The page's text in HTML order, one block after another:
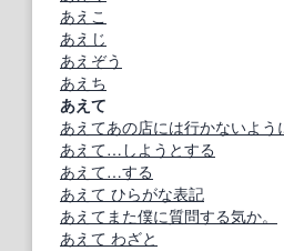
あえこ
あえじ
あえぞう
あえち
あえて
あえてあの店には行かないよう
あえて…しようとする
あえて…する
あえて ひらがな表記
あえてまた僕に質問する気か。
あえて わざと